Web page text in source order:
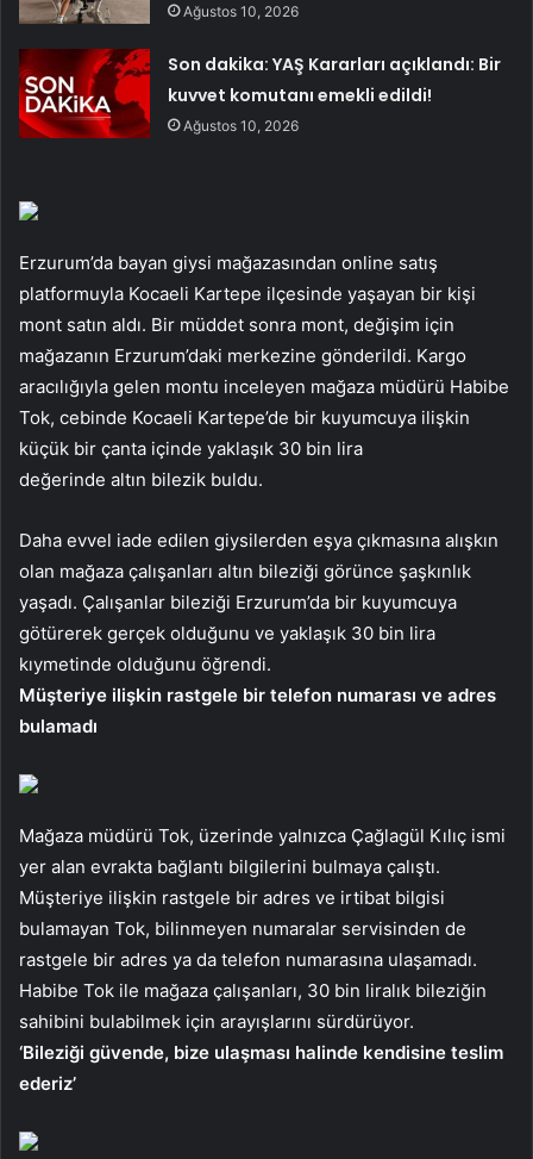
Ağustos 10, 2026
Son dakika: YAŞ Kararları açıklandı: Bir
kuvvet komutanı emekli edildi!
Ağustos 10, 2026
Erzurum’da bayan giysi mağazasından online satış
platformuyla Kocaeli Kartepe ilçesinde yaşayan bir kişi
mont satın aldı. Bir müddet sonra mont, değişim için
mağazanın Erzurum’daki merkezine gönderildi. Kargo
aracılığıyla gelen montu inceleyen mağaza müdürü Habibe
Tok, cebinde Kocaeli Kartepe’de bir kuyumcuya ilişkin
küçük bir çanta içinde yaklaşık 30 bin lira
değerinde altın bilezik buldu.
Daha evvel iade edilen giysilerden eşya çıkmasına alışkın
olan mağaza çalışanları altın bileziği görünce şaşkınlık
yaşadı. Çalışanlar bileziği Erzurum’da bir kuyumcuya
götürerek gerçek olduğunu ve yaklaşık 30 bin lira
kıymetinde olduğunu öğrendi.
Müşteriye ilişkin rastgele bir telefon numarası ve adres
bulamadı
Mağaza müdürü Tok, üzerinde yalnızca Çağlagül Kılıç ismi
yer alan evrakta bağlantı bilgilerini bulmaya çalıştı.
Müşteriye ilişkin rastgele bir adres ve irtibat bilgisi
bulamayan Tok, bilinmeyen numaralar servisinden de
rastgele bir adres ya da telefon numarasına ulaşamadı.
Habibe Tok ile mağaza çalışanları, 30 bin liralık bileziğin
sahibini bulabilmek için arayışlarını sürdürüyor.
‘Bileziği güvende, bize ulaşması halinde kendisine teslim
ederiz’